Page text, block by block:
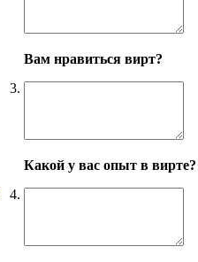
3.
Вам нравиться вирт?
4.
Какой у вас опыт в вирте?